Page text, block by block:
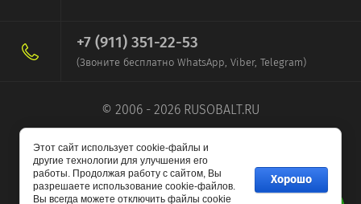
+7 (911) 351-22-53
(Звоните бесплатно WhatsApp, Viber, Telegram)
© 2006 - 2026 RUSOBALT.RU
Этот сайт использует cookie-файлы и
другие технологии для улучшения его
работы. Продолжая работу с сайтом, Вы
разрешаете использование cookie-файлов.
Вы всегда можете отключить файлы cookie
Хорошо